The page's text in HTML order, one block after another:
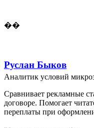
��
Руслан Быков
Аналитик условий
Сравнивает рекламные
договоре. Помогает
переплаты при